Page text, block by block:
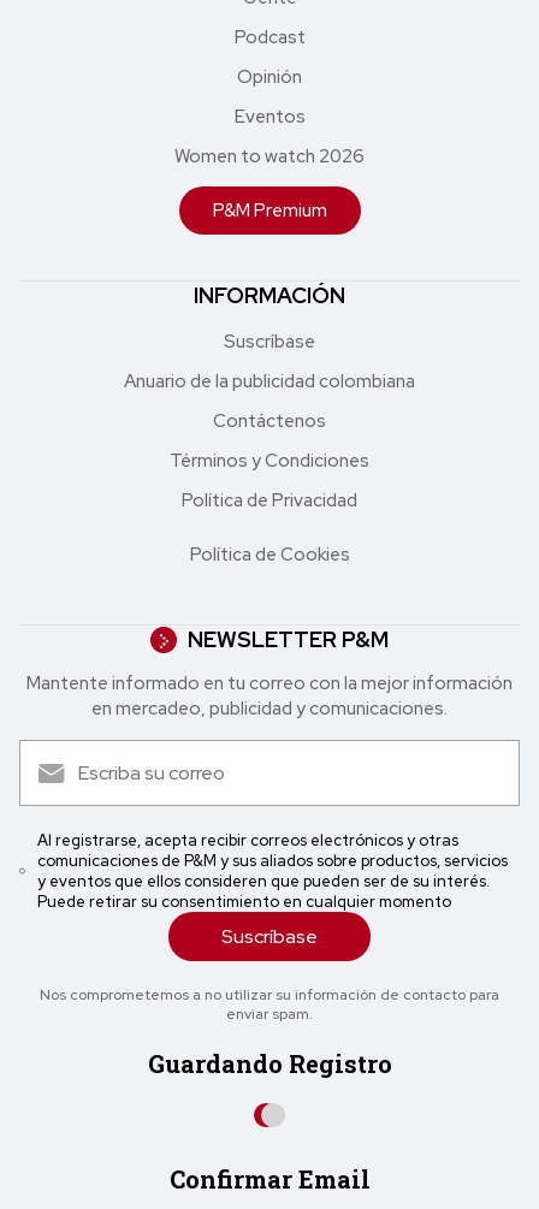
Podcast
Opinión
Eventos
Women to watch 2026
P&M Premium
INFORMACIÓN
Suscríbase
Anuario de la publicidad colombiana
Contáctenos
Términos y Condiciones
Política de Privacidad
Política de Cookies
NEWSLETTER P&M
Mantente informado en tu correo con la mejor in formación
en mercadeo, publicidad y comunicaciones.
Al registrarse, acepta recibir correos electrónicos y otras
comunicaciones de P&M y sus aliados sobre productos, servicios
y eventos que ellos consideren que pueden ser de su interés.
Puede retirar su consentimiento en cualquier momento
Suscríbase
Nos comprometemos a no utilizar su información de contacto para
enviar spam.
Guardando Registro
Confirmar Email